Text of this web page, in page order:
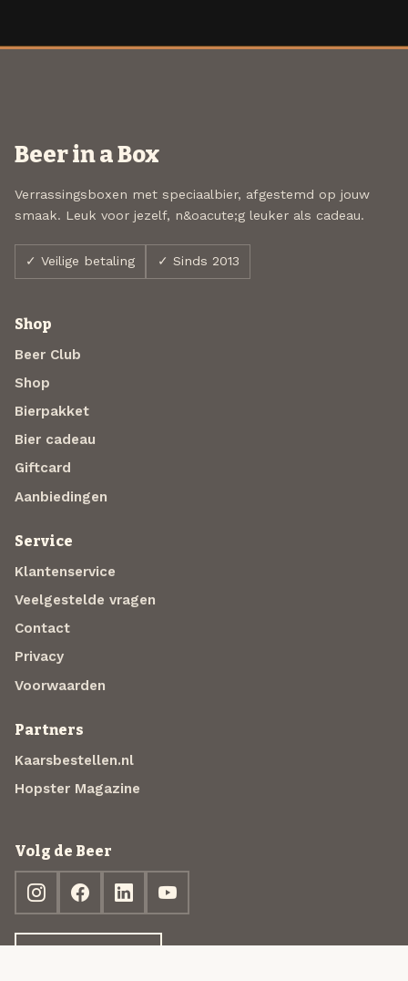
Beer in a Box
Verrassingsboxen met speciaalbier, afgestemd op jouw
smaak. Leuk voor jezelf, n&oacute;g leuker als cadeau.
✓ Veilige betaling ✓ Sinds 2013
Shop
Beer Club
Shop
Bierpakket
Bier cadeau
Giftcard
Aanbiedingen
Service
Klantenservice
Veelgestelde vragen
Contact
Privacy
Voorwaarden
Partners
Kaarsbestellen.nl
Hopster Magazine
Volg de Beer